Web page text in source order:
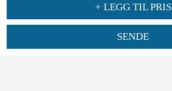
+ LEGG TIL PRIS
SENDE